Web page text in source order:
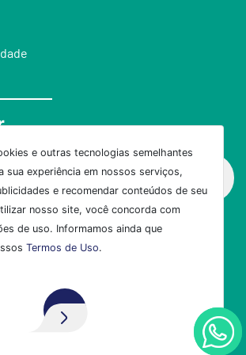
e outras tecnologias semelhantes
sua experiência em nossos serviços,
e recomendar conteúdos de seu
nosso site, você concorda com
de uso. Informamos ainda que
Termos de Uso.
Aceito!
Assinar
Elo Ideias